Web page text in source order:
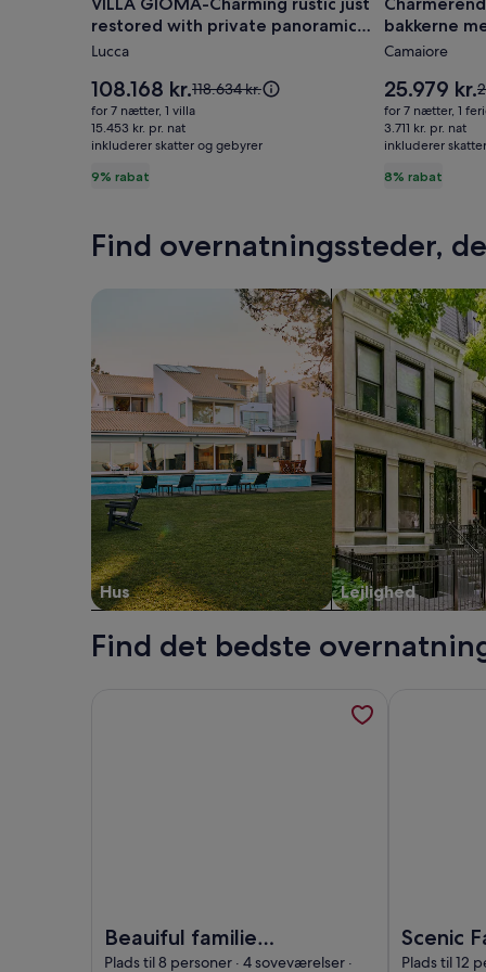
VILLA
GIOMA-
Charming
rustic
just
restored
with
private
infinity
pool
restored with private panoramic
infinity pool
Lucca
9% rabat
Prisen
er
108.168 kr.
108.168 kr.Prisen
var
se
118.634 kr.
for 7 nætter, 1 villa
15.453 kr. pr. nat
inkluderer skatter og gebyrer
i
bakkerne
med
privat
pool,
havudsigt,
bakkerne
havudsigt,
Camaiore
8% rabat
Prisen
er
25.979 kr.
25.979 kr.
for 7 nætter, 1
3.711 kr. pr. nat
inkluderer
Find overnatningssteder,
Hus Lejlighed
Søg efter
Find det bedste
Beauiful familie
indkvartering
Plads til 8 personer · 4 soveværelser ·
Scenic
Near
Plads til 12